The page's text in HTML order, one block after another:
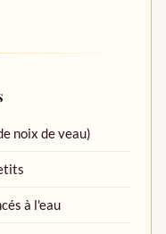
noix de veau)
à l'eau